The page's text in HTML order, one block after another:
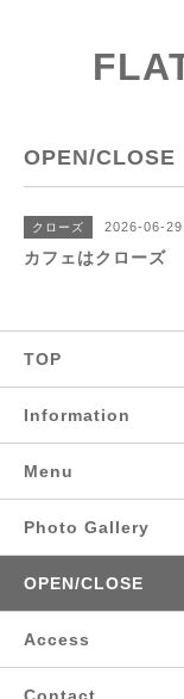
OPEN/CLOSE
クローズ 2026-06-
カフェはクローズ
TOP
Information
Menu
Photo Gallery
OPEN/CLOSE
Access